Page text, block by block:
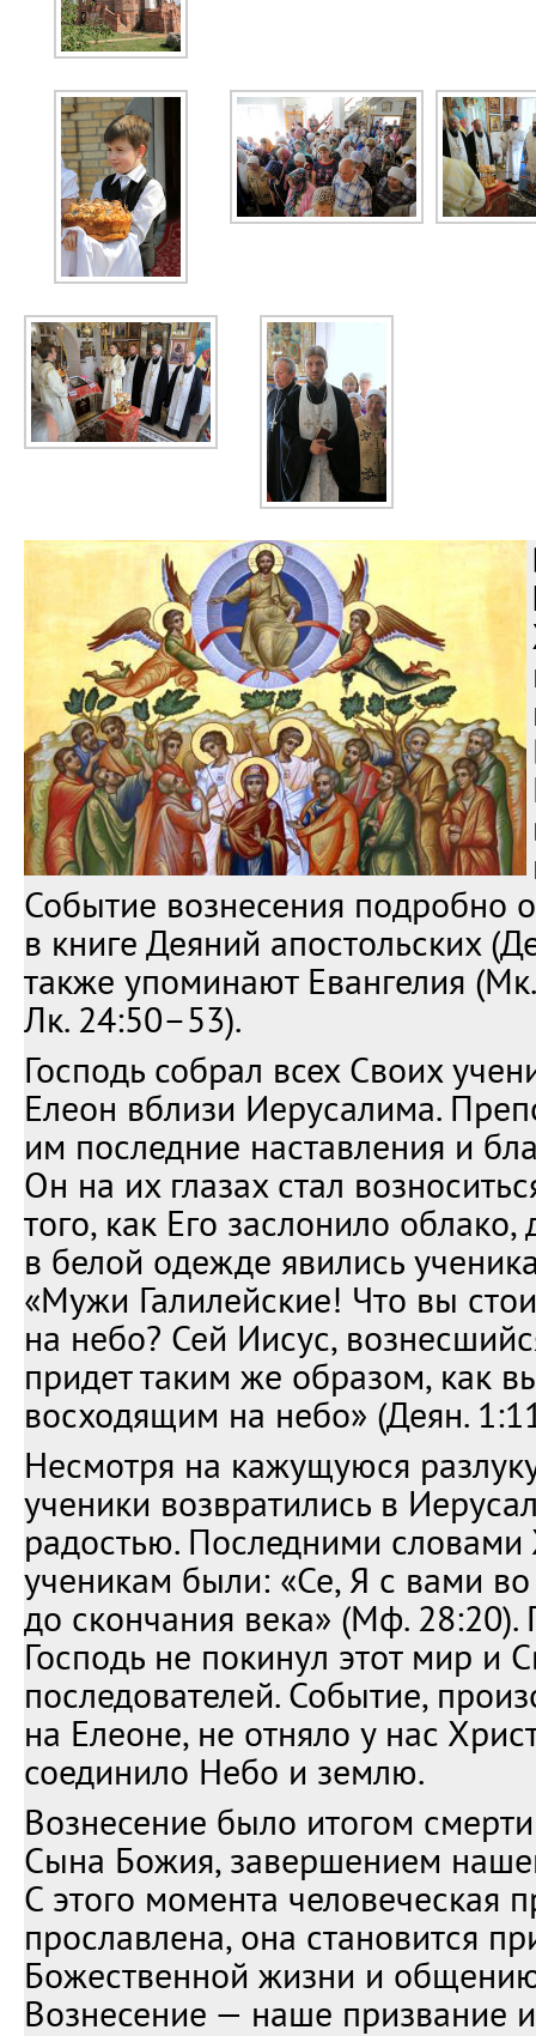
Событие вознесения подробно
в книге Деяний апостольских
также упоминают Евангелия
Лк. 24:50–53).
Господь собрал всех Своих
Елеон вблизи Иерусалима.
им последние наставления и
Он на их глазах стал
того, как Его заслонило облако,
в белой одежде явились
«Мужи Галилейские! Что вы
на небо? Сей Иисус,
придет таким же образом, как
восходящим на небо» (Деян.
Несмотря на кажущуюся
ученики возвратились в
радостью. Последними
ученикам были: «Се, Я с вами
до скончания века» (Мф. 28:20).
Господь не покинул этот мир и
последователей. Событие,
на Елеоне, не отняло у нас
соединило Небо и землю.
Вознесение было итогом
Сына Божия, завершением
С этого момента человеческая
прославлена, она становится
Божественной жизни и
Вознесение — наше призвание